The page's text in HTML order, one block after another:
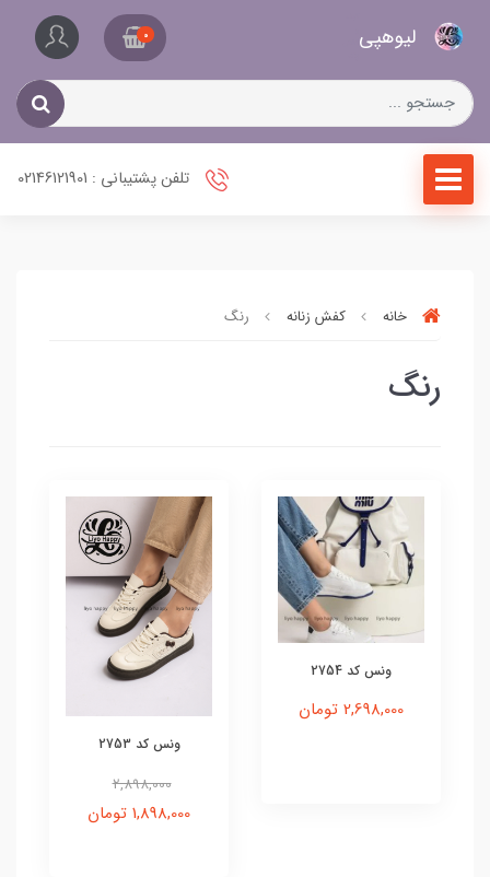
لیو‌هپی 0
تلفن پشتیبانی : 02146121901
خانه کفش زنانه رنگ
رنگ
ونس کد 2754
2,698,000 تومان
ونس کد 2753
2,898,000
1,898,000 تومان